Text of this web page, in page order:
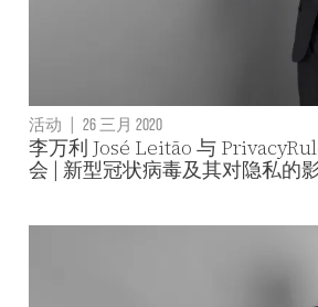
活动 | 26 三月 2020
李万利 José Leitão 与
会 | 新型冠状病毒及其对隐私的